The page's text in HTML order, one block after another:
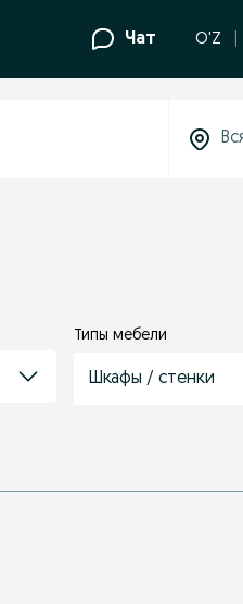
Чат O'Z
Типы мебели
Шкафы / стенки